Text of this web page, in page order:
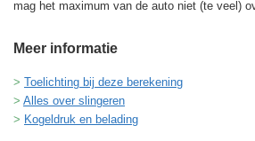
mag het maximum van de auto niet (te veel)
Meer informatie
Toelichting bij deze berekening
Alles over slingeren
Kogeldruk en belading